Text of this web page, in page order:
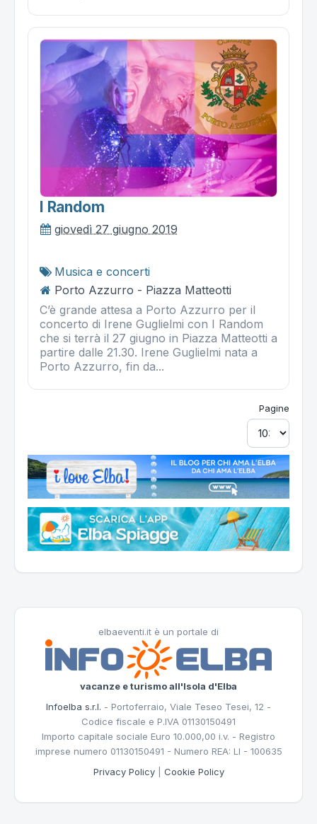
I Random
giovedì 27 giugno 2019
Musica e concerti
Porto Azzurro - Piazza Matteotti
C’è grande attesa a Porto Azzurro per il
concerto di Irene Guglielmi con I Random
che si terrà il 27 giugno in Piazza Matteotti a
partire dalle 21.30. Irene Guglielmi nata a
Porto Azzurro, fin da...
Pagine
elbaeventi.it è un portale di
vacanze e turismo all'Isola d'Elba
Infoelba s.r.l. - Portoferraio, Viale Teseo Tesei, 12 -
Codice fiscale e P.IVA 01130150491
Importo capitale sociale Euro 10.000,00 i.v. - Registro
imprese numero 01130150491 - Numero REA: LI - 100635
Privacy Policy| Cookie Policy